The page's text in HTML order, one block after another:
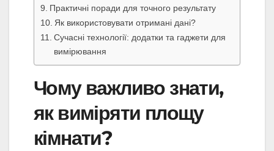
Практичні поради для точного результату
Як використовувати отримані дані?
Сучасні технології: додатки та гаджети для
вимірювання
Чому важливо знати,
як виміряти площу
кімнати?